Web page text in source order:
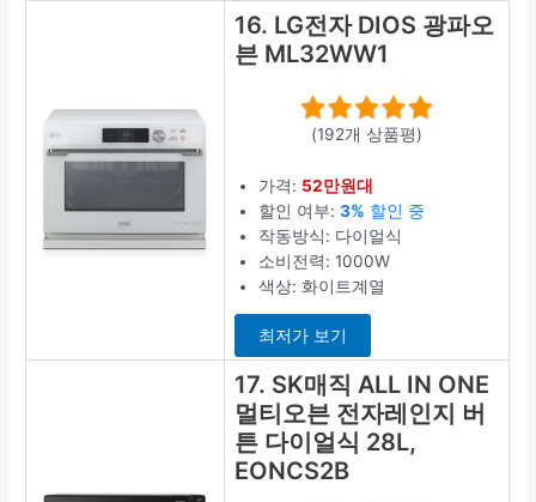
16. LG전자 DIOS 광파오
븐 ML32WW1
(192개 상품평)
가격: 52만원대
할인 여부:3% 할인 중
작동방식: 다이얼식
소비전력: 1000W
색상: 화이트계열
최저가 보기
17. SK매직 ALL IN ONE
멀티오븐 전자레인지 버
튼 다이얼식 28L,
EONCS2B